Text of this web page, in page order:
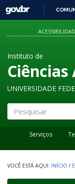
GOVBR
Instituto de
UNIVERSIDADE
Serviços
INÍCIO /